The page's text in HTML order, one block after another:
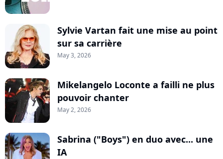
Sylvie Vartan fait une mise au point
sur sa carrière
May 3, 2026
Mikelangelo Loconte a failli ne plus
pouvoir chanter
May 2, 2026
Sabrina ("Boys") en duo avec... une
IA